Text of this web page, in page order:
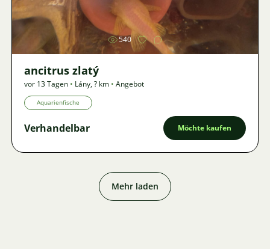
540
ancitrus zlatý
vor 13 Tagen • Lány,? km • Angebot
Aquarienfische
Verhandelbar Möchte kaufen
Mehr laden